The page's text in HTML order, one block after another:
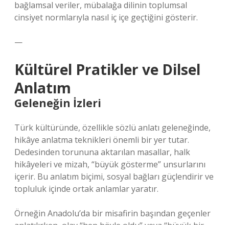
bağlamsal veriler, mübalağa dilinin toplumsal
cinsiyet normlarıyla nasıl iç içe geçtiğini gösterir.
—
Kültürel Pratikler ve Dilsel
Anlatım
Geleneğin İzleri
Türk kültüründe, özellikle sözlü anlatı geleneğinde,
hikâye anlatma teknikleri önemli bir yer tutar.
Dedesinden torununa aktarılan masallar, halk
hikâyeleri ve mizah, “büyük gösterme” unsurlarını
içerir. Bu anlatım biçimi, sosyal bağları güçlendirir ve
topluluk içinde ortak anlamlar yaratır.
Örneğin Anadolu’da bir misafirin başından geçenler